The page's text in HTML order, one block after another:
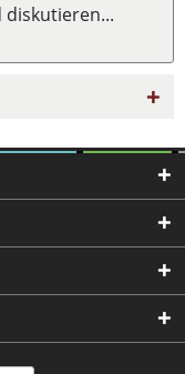
diskutieren...